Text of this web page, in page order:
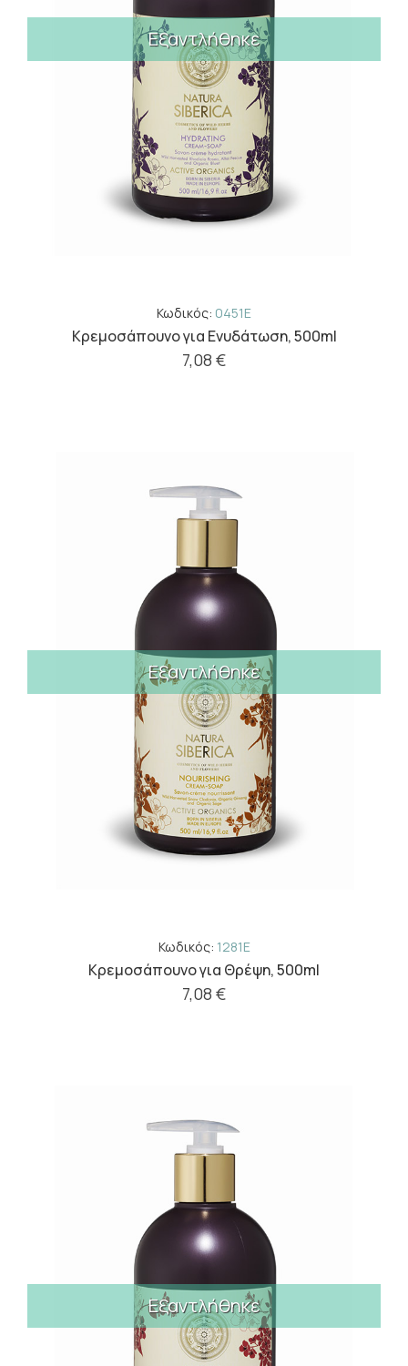
Εξαντλήθηκε
Κωδικός: 0451E
Κρεμοσάπουνο για Ενυδάτωση, 500ml
7,08 €
Εξαντλήθηκε
Κωδικός: 1281E
Κρεμοσάπουνο για Θρέψη, 500ml
7,08 €
Εξαντλήθηκε